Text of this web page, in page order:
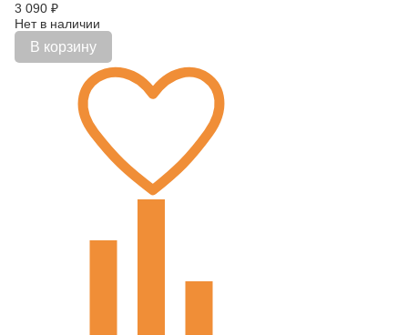
3 090 ₽
Нет в наличии
В корзину